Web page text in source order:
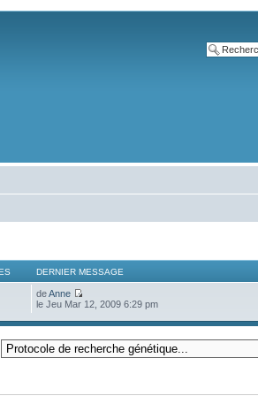
DERNIER MESSAGE
deAnne
le Jeu Mar 12, 2009 6:29 pm